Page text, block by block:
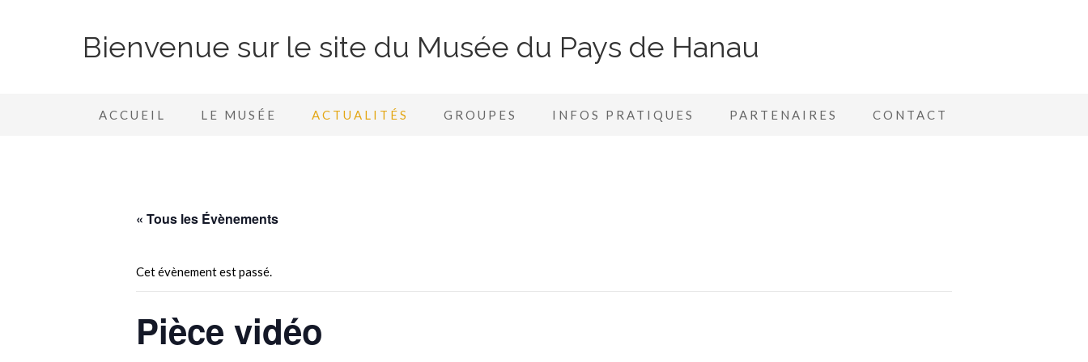
Bienvenue sur le site du Musée du Pays de Hanau
ACCUEIL LE MUSÉE ACTUALITÉS GROUPES INFOS PRATIQUES PARTENAIRES CONTACT
« Tous les Évènements
Cet évènement est passé.
Pièce vidéo